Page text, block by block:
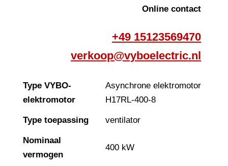
Online contact
+49 15123569470
verkoop@vyboelectric.nl
Type VYBO-
elektromotor
Asynchrone elektromotor
H17RL-400-8
Type toepassing ventilator
Nominaal
vermogen
400 kW